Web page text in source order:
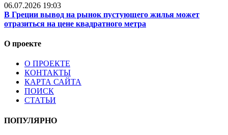
06.07.2026 19:03
В Греции вывод на рынок пустующего жилья может
отразиться на цене квадратного метра
О проекте
О ПРОЕКТЕ
КОНТАКТЫ
КАРТА САЙТА
ПОИСК
СТАТЬИ
ПОПУЛЯРНО